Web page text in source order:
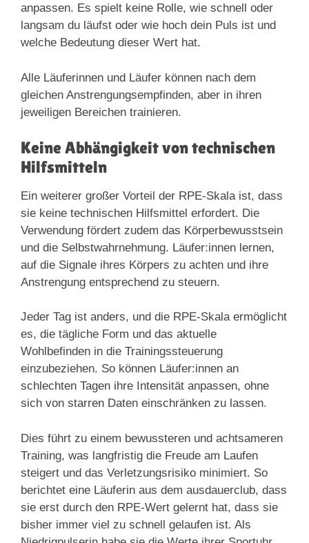
anpassen. Es spielt keine Rolle, wie schnell oder
langsam du läufst oder wie hoch dein Puls ist und
welche Bedeutung dieser Wert hat.
Alle Läuferinnen und Läufer können nach dem
gleichen Anstrengungsempfinden, aber in ihren
jeweiligen Bereichen trainieren.
Keine Abhängigkeit von technischen
Hilfsmitteln
Ein weiterer großer Vorteil der RPE-Skala ist, dass
sie keine technischen Hilfsmittel erfordert. Die
Verwendung fördert zudem das Körperbewusstsein
und die Selbstwahrnehmung. Läufer:innen lernen,
auf die Signale ihres Körpers zu achten und ihre
Anstrengung entsprechend zu steuern.
Jeder Tag ist anders, und die RPE-Skala ermöglicht
es, die tägliche Form und das aktuelle
Wohlbefinden in die Trainingssteuerung
einzubeziehen. So können Läufer:innen an
schlechten Tagen ihre Intensität anpassen, ohne
sich von starren Daten einschränken zu lassen.
Dies führt zu einem bewussteren und achtsameren
Training, was langfristig die Freude am Laufen
steigert und das Verletzungsrisiko minimiert. So
berichtet eine Läuferin aus dem ausdauerclub, dass
sie erst durch den RPE-Wert gelernt hat, dass sie
bisher immer viel zu schnell gelaufen ist. Als